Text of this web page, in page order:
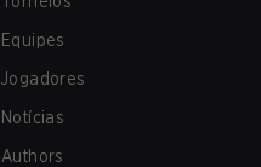
Equipes
Jogadores
Notícias
Authors